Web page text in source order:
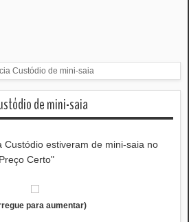
Custódio de mini-saia
de mini-saia
Custódio estiveram de mini-saia no
Certo"
para aumentar)